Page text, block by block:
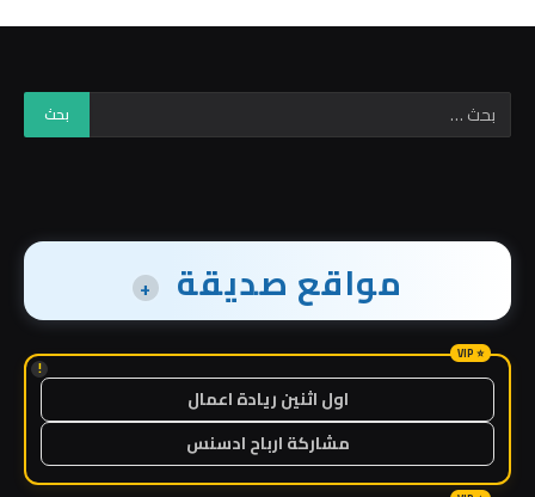
مواقع صديقة +
!
اول اثنين ريادة اعمال
مشاركة ارباح ادسنس